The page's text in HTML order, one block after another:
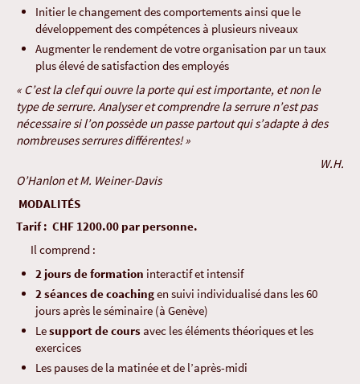
Initier le changement des comportements ainsi que le
développement des compétences à plusieurs niveaux
Augmenter le rendement de votre organisation par un taux
plus élevé de satisfaction des employés
« C’est la clef qui ouvre la porte qui est importante, et non le
type de serrure. Analyser et comprendre la serrure n’est pas
nécessaire si l’on possède un passe partout qui s’adapte à des
nombreuses serrures différentes! »
W.H.
O’Hanlon et M. Weiner-Davis
MODALITÉS
Tarif : CHF 1200.00 par personne.
Il comprend :
2 jours de formation interactif et intensif
2 séances de coachingen suivi individualisé dans les 60
jours après le séminaire (à Genève)
Lesupport de cours avec les éléments théoriques et les
exercices
Les pauses de la matinée et de l’après-midi